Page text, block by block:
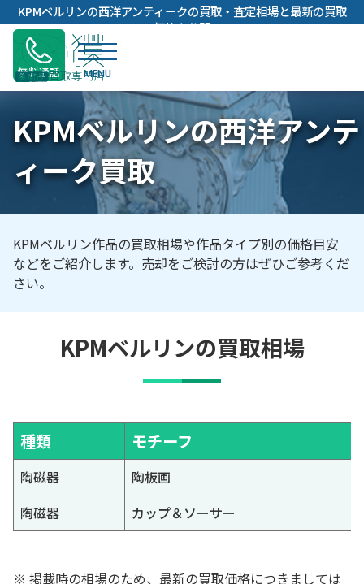
内
容
キ
ッ
プ
KPMベルリンの西洋アンティークの買取・査定相場と最新の買取
価格を公開
無料通話
KPMベルリンの西洋アンテ
ィーク買取
KPMベルリン作品の買取相場や作品タイプ別の価格目安
などをご紹介します。売却をご検討の方はぜひご参考くだ
さい。
KPMベルリンの買取相場
種類 モチーフ
陶磁器
陶板画
陶磁器
カップ＆ソーサー
※ 掲載時の相場のため、最新の買取価格につきましては